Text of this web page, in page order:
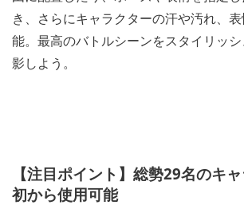
き、さらにキャラクターの汗や汚れ、
能。最高のバトルシーンをスタイリッ
影しよう。
【注目ポイント】総勢29名のキ
初から使用可能